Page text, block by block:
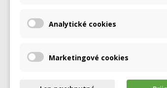
U nás nájdete diely pre Vaše návesy
KRAKER, WECON, KASSBOHRER,
ako aj originálne diely brzdových
elektrických a vzduchových
diely pre posuvné podlahy
HELLA a ASPÖCK.
Analytické cookies
Marketingové cookies